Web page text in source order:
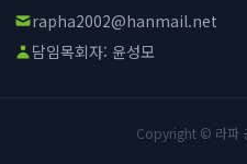
rapha2002@hanmail.net
담임목회자: 윤성모
Copyright © 라파